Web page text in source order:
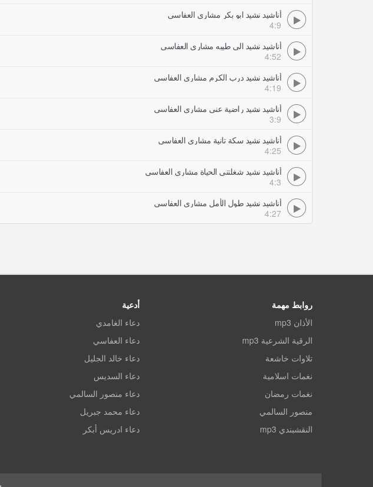
أناشيد نشيد ابو بكر مشاري العفاسي
4:9
أناشيد نشيد الى طيبه مشاري العفاسي
4:52
أناشيد نشيد درب الكرم مشاري العفاسي
4:19
أناشيد نشيد راضية عني مشاري العفاسي
3:9
أناشيد نشيد سكة تانية مشاري العفاسي
4:25
أناشيد نشيد شغلتني الحياة مشاري العفاسي
4:3
أناشيد نشيد طول الأمل مشاري العفاسي
4:27
روابط مهمة
الأذان mp3
الرقية الشرعية mp3
تلاوات خاشعة
نغمات اسلامية
نغمات رمضان
منصور السالمي
النقشبندي mp3
أدعية
دعاء الغامدي
دعاء العفاسي
دعاء خالد الجليل
دعاء السديس
دعاء منصور السالمي
دعاء محمد جبريل
دعاء ادريس أبكر